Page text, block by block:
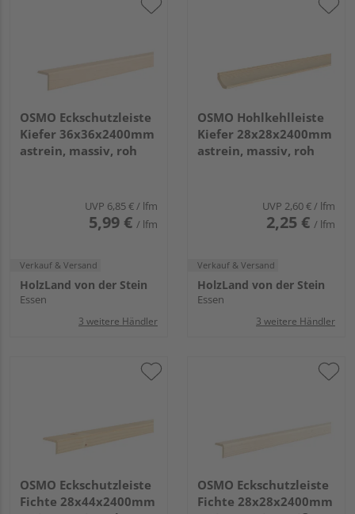
OSMO Eckschutzleiste
Kiefer 36x36x2400mm
astrein, massiv, roh
UVP 6,85 €/ lfm
5,99 € / lfm
Verkauf & Versand
HolzLand von der Stein
Essen
3 weitere Händler
OSMO Hohlkehlleiste
Kiefer 28x28x2400mm
astrein, massiv, roh
UVP 2,60 €/ lfm
2,25 € / lfm
Verkauf & Versand
HolzLand von der Stein
Essen
3 weitere Händler
OSMO Eckschutzleiste
Fichte 28x44x2400mm
OSMO Eckschutzleiste
Fichte 28x28x2400mm